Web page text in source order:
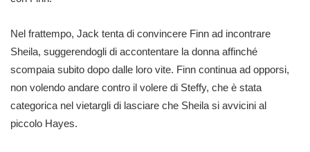
Nel frattempo, Jack tenta di convincere Finn ad incontrare
Sheila, suggerendogli di accontentare la donna affinché
scompaia subito dopo dalle loro vite. Finn continua ad opporsi,
non volendo andare contro il volere di Steffy, che è stata
categorica nel vietargli di lasciare che Sheila si avvicini al
piccolo Hayes.